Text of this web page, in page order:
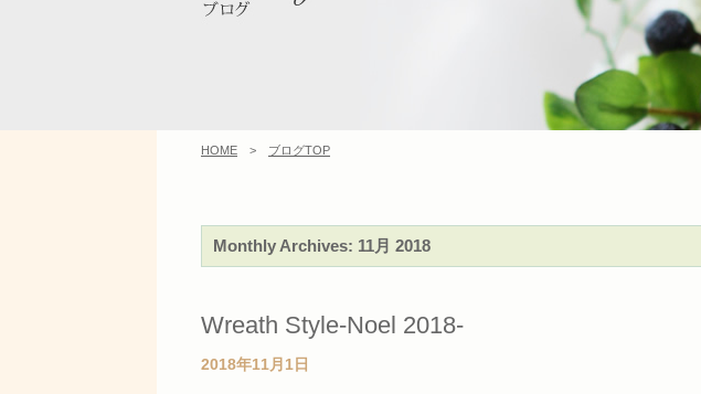
HOME > ブログTOP
Monthly Archives: 11月 2018
Wreath Style-Noel 2018-
2018年11月1日